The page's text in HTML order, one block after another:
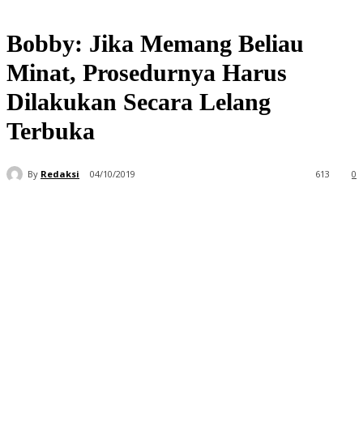
Bobby: Jika Memang Beliau
Minat, Prosedurnya Harus
Dilakukan Secara Lelang
Terbuka
By Redaksi 04/10/2019 0
613